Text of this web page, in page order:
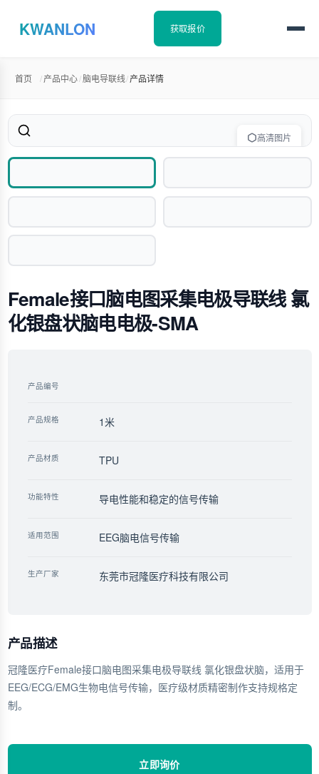
KWANLON 获取报价
首页 /产品中心/脑电导联线/产品详情
高清图片
Female接口脑电图采集电极导联线 氯
化银盘状脑电电极-SMA
产品编号
产品规格 1米
产品材质 TPU
功能特性 导电性能和稳定的信号传输
适用范围 EEG脑电信号传输
生产厂家 东莞市冠隆医疗科技有限公司
产品描述
冠隆医疗Female接口脑电图采集电极导联线 氯化银盘状脑，适用于
EEG/ECG/EMG生物电信号传输，医疗级材质精密制作支持规格定
制。
立即询价